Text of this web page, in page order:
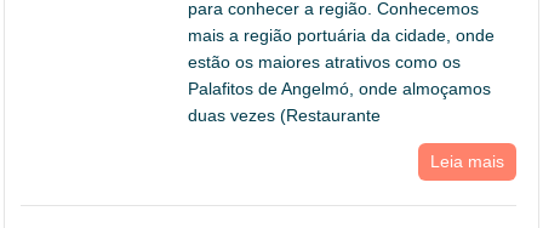
para conhecer a região. Conhecemos
mais a região portuária da cidade, onde
estão os maiores atrativos como os
Palafitos de Angelmó, onde almoçamos
duas vezes (Restaurante
Leia mais